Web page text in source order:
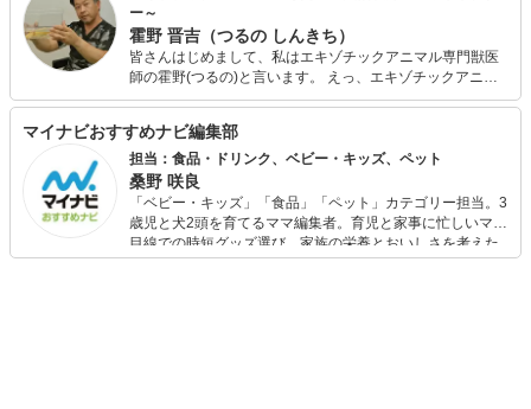
ー～
霍野 晋吉（つるの しんきち）
皆さんはじめまして、私はエキゾチックアニマル専門獣医
師の霍野(つるの)と言います。 えっ、エキゾチックアニマ
ルって言葉知りませんか？ウサギやハムスター、インコや
の専門病院である『エキゾチックペットクリニック』を開
業しました。症例数は月に400件を超えているベテラン獣
医師です。他にもエキゾチックアニマルのセミナーも企画
し、沢山の医療や飼育の書籍を執筆しています。 もっとエ
キゾチックアニマルの情報を知りたい方は、【Dr.ツルのエ
キゾチックアニマル情報室】をご覧になってください。専
門獣医師によるサイトですので、他にはない病気の記事も
マイナビおすすめナビ編集部
担当：食品・ドリンク、ベビー・キッズ、ペット
桑野 咲良
「ベビー・キッズ」「食品」「ペット」カテゴリー担当。3
歳児と犬2頭を育てるママ編集者。育児と家事に忙しいママ
目線での時短グッズ選び、家族の栄養とおいしさを考えた
食品選び、束の間のリラックスタイムを楽しむためのスイ